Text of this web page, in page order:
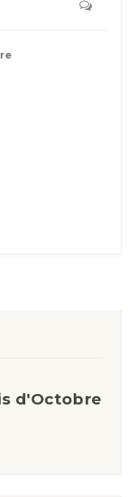
d'Octobre